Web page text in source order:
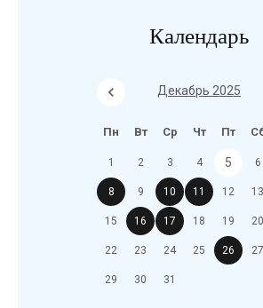
Календарь
Декабрь 2025
Пн Вт Ср Чт Пт
1 2 3 4 5 6
8 9 10 11 12 13
15 16 17 18 19 20
22 23 24 25 26 27
29 30 31